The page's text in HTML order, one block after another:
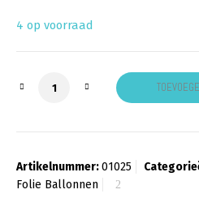
4 op voorraad
Folieballon je wordt oma
Artikelnummer:01025
Folie Ballonnen